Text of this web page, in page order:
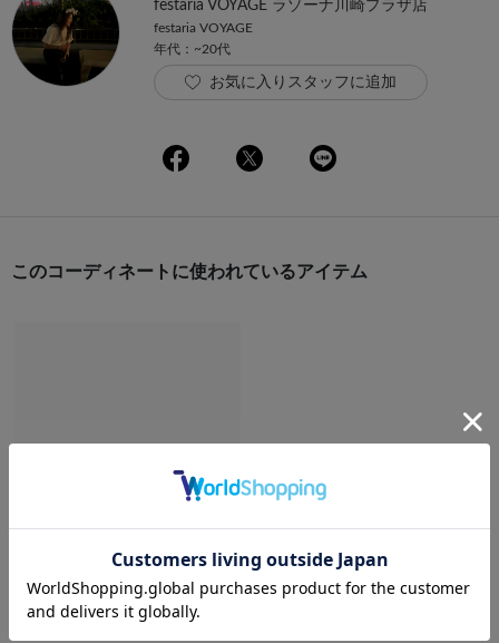
festaria VOYAGE ラゾーナ川崎プラザ店
festaria VOYAGE
年代：~20代
お気に入りスタッフに追加
このコーディネートに使われているアイテム
festaria VOYAGE